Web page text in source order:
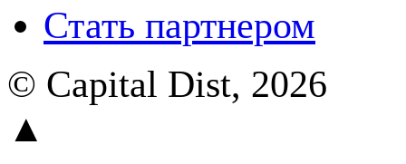
Стать партнером
© Capital Dist, 2026
▲